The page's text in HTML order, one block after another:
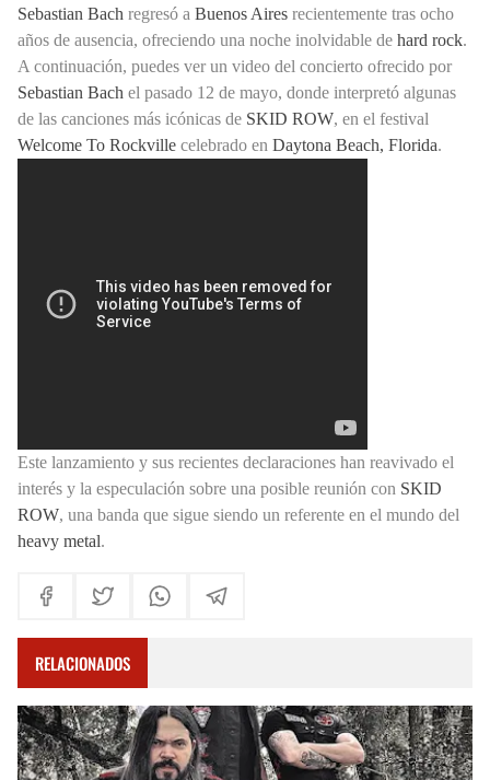
Sebastian Bach regresó a Buenos Aires recientemente tras ocho
años de ausencia, ofreciendo una noche inolvidable de hard rock.
A continuación, puedes ver un video del concierto ofrecido por
Sebastian Bach el pasado 12 de mayo, donde interpretó algunas
de las canciones más icónicas de SKID ROW, en el festival
Welcome To Rockville celebrado en Daytona Beach, Florida.
Este lanzamiento y sus recientes declaraciones han reavivado el
interés y la especulación sobre una posible reunión con SKID
ROW, una banda que sigue siendo un referente en el mundo del
heavy metal.
RELACIONADOS